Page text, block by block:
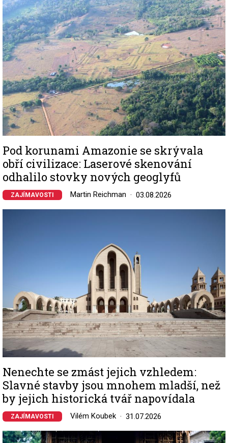
Pod korunami Amazonie se skrývala
obří civilizace: Laserové skenování
odhalilo stovky nových geoglyfů
ZAJÍMAVOSTI Martin Reichman 03.08.2026
Nenechte se zmást jejich vzhledem:
Slavné stavby jsou mnohem mladší, než
by jejich historická tvář napovídala
ZAJÍMAVOSTI Vilém Koubek 31.07.2026
Image